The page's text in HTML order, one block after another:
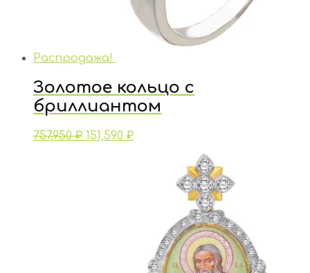
Распродажа!
Золотое кольцо с
бриллиантом
757,950₽ 151,590 ₽